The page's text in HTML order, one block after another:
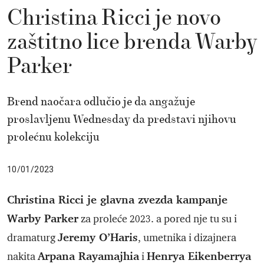
Christina Ricci je novo
zaštitno lice brenda Warby
Parker
Brend naočara odlučio je da angažuje
proslavljenu Wednesday da predstavi njihovu
prolećnu kolekciju
10/01/2023
Christina Ricci je glavna zvezda kampanje
Warby Parkerza proleće 2023. a pored nje tu su i
dramaturgJeremy O’Haris, umetnika i dizajnera
nakitaArpana RayamajhiaiHenrya Eikenberrya